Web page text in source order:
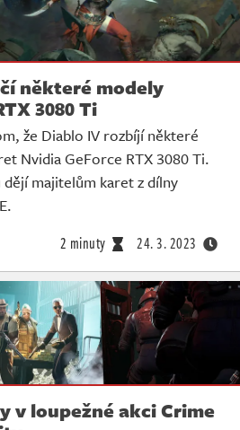
některé modely
3080 Ti
že Diablo IV rozbíjí některé
Nvidia GeForce RTX 3080 Ti.
majitelům karet z dílny
2 minuty 24. 3. 2023
v loupežné akci Crime